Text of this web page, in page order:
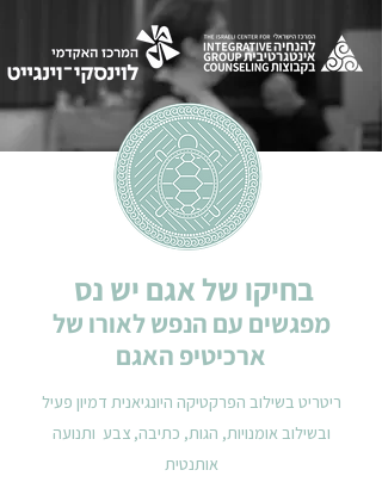
בחיקו של אגם יש נס
מפגשים עם הנפש לאורו של
ארכיטיפ האגם
ריטריט בשילוב הפרקטיקה היונגיאנית דמיון פעיל
ובשילוב אומנויות, הגות, כתיבה, צבע ותנועה
אותנטית